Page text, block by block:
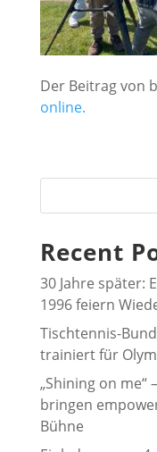
Der Beitrag von
online.
Recent
30 Jahre später:
1996 feiern
Tischtennis-
trainiert für
„Shining on me“
bringen
Bühne